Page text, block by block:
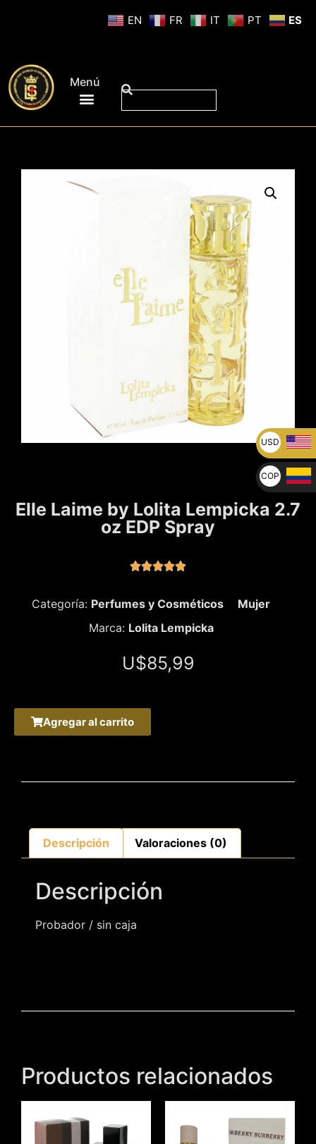
Menú
Elle Laime by Lolita Lempicka 2.7
oz EDP Spray

Categoría: Perfumes y Cosméticos
Mujer
Marca: Lolita Lempicka
U$85,99
Agregar al carrito
Descripción Valoraciones (0)
Descripción
Probador / sin caja
Productos relacionados
EN FR IT PT ES
USD
U$
COP
$